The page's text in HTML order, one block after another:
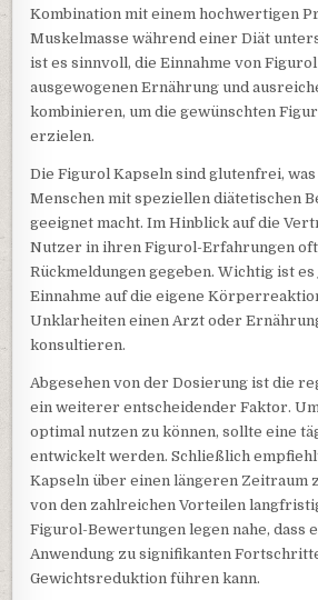
Kombination mit einem hochwertigen
Muskelmasse während einer Diät
ist es sinnvoll, die Einnahme von
ausgewogenen Ernährung und
kombinieren, um die gewünschten
erzielen.
Die Figurol Kapseln sind glutenfrei,
Menschen mit speziellen diätetischen
geeignet macht. Im Hinblick auf die
Nutzer in ihren Figurol-Erfahrungen
Rückmeldungen gegeben. Wichtig ist
Einnahme auf die eigene
Unklarheiten einen Arzt oder
konsultieren.
Abgesehen von der Dosierung ist die
ein weiterer entscheidender Faktor.
optimal nutzen zu können, sollte eine
entwickelt werden. Schließlich
Kapseln über einen längeren Zeitraum
von den zahlreichen Vorteilen
Figurol-Bewertungen legen nahe, dass
Anwendung zu signifikanten
Gewichtsreduktion führen kann.